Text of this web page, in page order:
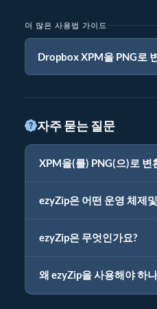
더 많은 사용법 가이드
Dropbox XPM을 PNG로
자주 묻는 질문
XPM을(를) PNG(으)로 변
ezyZip은 어떤 운영 체제
ezyZip은 무엇인가요?
왜 ezyZip을 사용해야 하